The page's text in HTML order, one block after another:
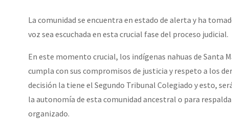
La comunidad se encuentra en estado de alerta y ha
voz sea escuchada en esta crucial fase del proceso judicial.
En este momento crucial, los indígenas nahuas de Santa
cumpla con sus compromisos de justicia y respeto a los
decisión la tiene el Segundo Tribunal Colegiado y esto,
la autonomía de esta comunidad ancestral o para
organizado.